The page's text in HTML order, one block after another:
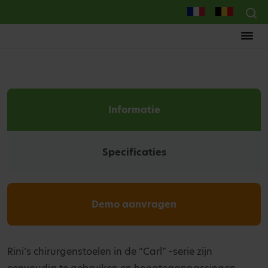
Informatie
Specificaties
Demo aanvragen
Rini’s chirurgenstoelen in de “Carl” -serie zijn